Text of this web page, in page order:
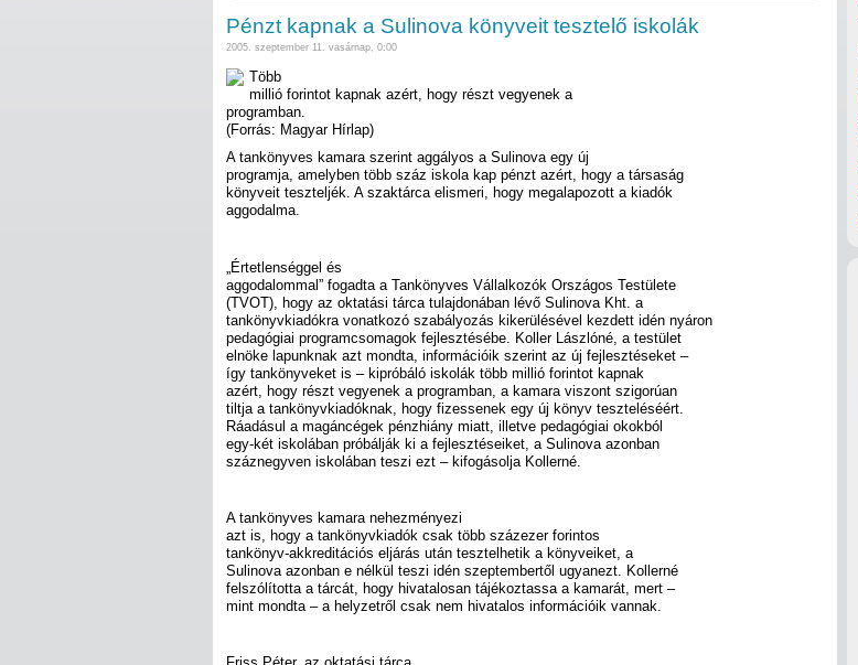
Pénzt kapnak a Sulinova könyveit tesztelő iskolák
2005. szeptember 11. vasárnap, 0:00
Több
millió forintot kapnak azért, hogy részt vegyenek a
programban.
(Forrás: Magyar Hírlap)
A tankönyves kamara szerint aggályos a Sulinova egy új
programja, amelyben több száz iskola kap pénzt azért, hogy a társaság
könyveit teszteljék. A szaktárca elismeri, hogy megalapozott a kiadók
aggodalma.
„Értetlenséggel és
aggodalommal” fogadta a Tankönyves Vállalkozók Országos Testülete
(TVOT), hogy az oktatási tárca tulajdonában lévő Sulinova Kht. a
tankönyvkiadókra vonatkozó szabályozás kikerülésével kezdett idén nyáron
pedagógiai programcsomagok fejlesztésébe. Koller Lászlóné, a testület
elnöke lapunknak azt mondta, információik szerint az új fejlesztéseket –
így tankönyveket is – kipróbáló iskolák több millió forintot kapnak
azért, hogy részt vegyenek a programban, a kamara viszont szigorúan
tiltja a tankönyvkiadóknak, hogy fizessenek egy új könyv teszteléséért.
Ráadásul a magáncégek pénzhiány miatt, illetve pedagógiai okokból
egy-két iskolában próbálják ki a fejlesztéseiket, a Sulinova azonban
száznegyven iskolában teszi ezt – kifogásolja Kollerné.
A tankönyves kamara nehezményezi
azt is, hogy a tankönyvkiadók csak több százezer forintos
tankönyv-akkreditációs eljárás után tesztelhetik a könyveiket, a
Sulinova azonban e nélkül teszi idén szeptembertől ugyanezt. Kollerné
felszólította a tárcát, hogy hivatalosan tájékoztassa a kamarát, mert –
mint mondta – a helyzetről csak nem hivatalos információik vannak.